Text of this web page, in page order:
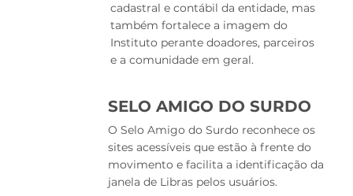
cadastral e contábil da entidade, mas
também fortalece a imagem do
Instituto perante doadores, parceiros
e a comunidade em geral.
SELO AMIGO DO SURDO
O Selo Amigo do Surdo reconhece os
sites acessíveis que estão à frente do
movimento e facilita a identificação da
janela de Libras pelos usuários.